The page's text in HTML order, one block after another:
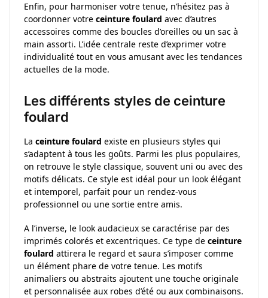
Enfin, pour harmoniser votre tenue, n’hésitez pas à
coordonner votre ceinture foulard avec d’autres
accessoires comme des boucles d’oreilles ou un sac à
main assorti. L’idée centrale reste d’exprimer votre
individualité tout en vous amusant avec les tendances
actuelles de la mode.
Les différents styles de ceinture
foulard
La ceinture foulard existe en plusieurs styles qui
s’adaptent à tous les goûts. Parmi les plus populaires,
on retrouve le style classique, souvent uni ou avec des
motifs délicats. Ce style est idéal pour un look élégant
et intemporel, parfait pour un rendez-vous
professionnel ou une sortie entre amis.
A l’inverse, le look audacieux se caractérise par des
imprimés colorés et excentriques. Ce type de ceinture
foulard attirera le regard et saura s’imposer comme
un élément phare de votre tenue. Les motifs
animaliers ou abstraits ajoutent une touche originale
et personnalisée aux robes d’été ou aux combinaisons.